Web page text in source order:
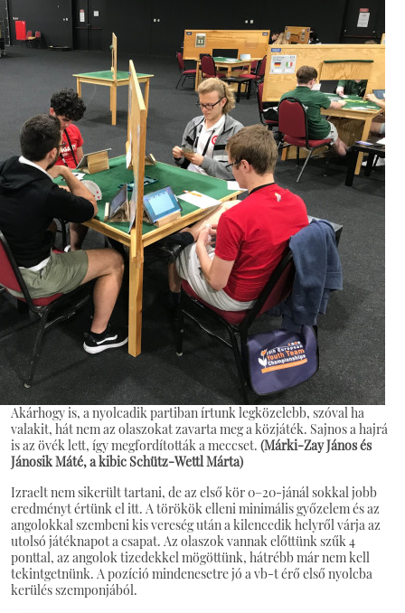
Akárhogy is, a nyolcadik partiban írtunk legközelebb, szóval ha
valakit, hát nem az olaszokat zavarta meg a közjáték. Sajnos a hajrá
is az övék lett, így megfordították a meccset. (Márki-Zay János és
Jánosik Máté, a kibic Schütz-Wettl Márta)
Izraelt nem sikerült tartani, de az első kör 0–20-jánál sokkal jobb
eredményt értünk el itt. A törökök elleni minimális győzelem és az
angolokkal szembeni kis vereség után a kilencedik helyről várja az
utolsó játéknapot a csapat. Az olaszok vannak előttünk szűk 4
ponttal, az angolok tizedekkel mögöttünk, hátrébb már nem kell
tekintgetnünk. A pozíció mindenesetre jó a vb-t érő első nyolcba
kerülés szemponjából.